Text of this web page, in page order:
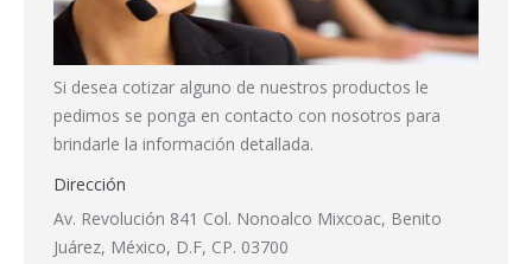
Si desea cotizar alguno de nuestros productos le
pedimos se ponga en contacto con nosotros para
brindarle la información detallada.
Dirección
Av. Revolución 841 Col. Nonoalco Mixcoac, Benito
Juárez, México, D.F, CP. 03700